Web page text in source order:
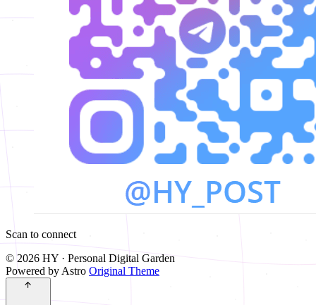
Scan to connect
© 2026 HY · Personal Digital Garden
Powered by Astro Original Theme